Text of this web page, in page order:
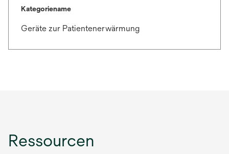
Kategoriename
Geräte zur Patientenerwärmung
Ressourcen